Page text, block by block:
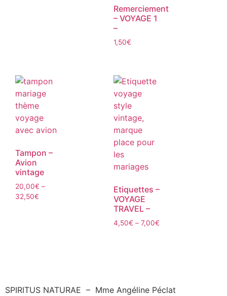
Remerciement
– VOYAGE 1
–
1,50€
Tampon –
Avion
vintage
20,00€ –
32,50€
Etiquettes –
VOYAGE
TRAVEL –
4,50€ – 7,00€
SPIRITUS NATURAE – Mme Angéline Péclat